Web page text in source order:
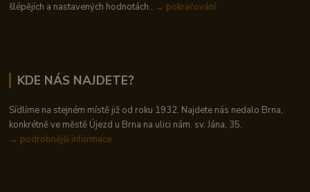
šlépějích a nastavených hodnotách.. → pokračování
KDE NÁS NAJDETE?
Sídlíme na stejném místě již od roku 1932. Najdete nás nedalo Brna,
konkrétně ve městě Újezd u Brna na ulici nám. sv. Jána, 35.
→ podrobnější informace